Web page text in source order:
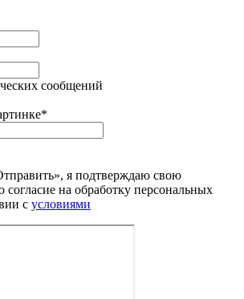
сообщений
*
я подтверждаю свою
согласие на обработку персональных
с условиями